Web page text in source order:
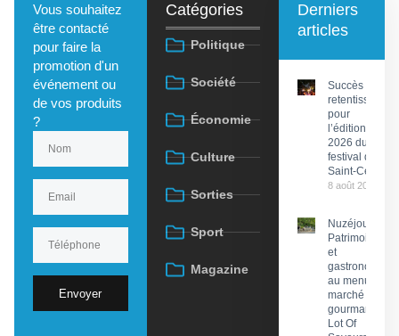
Vous souhaitez
être contacté
pour faire la
promotion d'un
événement ou
de vos produits
?
Envoyer
Catégories
Politique
Société
Économie
Culture
Sorties
Sport
Magazine
Derniers
articles
Succès
retentissant
pour
l’édition
2026 du
festival de
Saint-Céré
8 août 2026
Nuzéjouls :
Patrimoine
et
gastronomie
au menu du
marché
gourmand
Lot Of